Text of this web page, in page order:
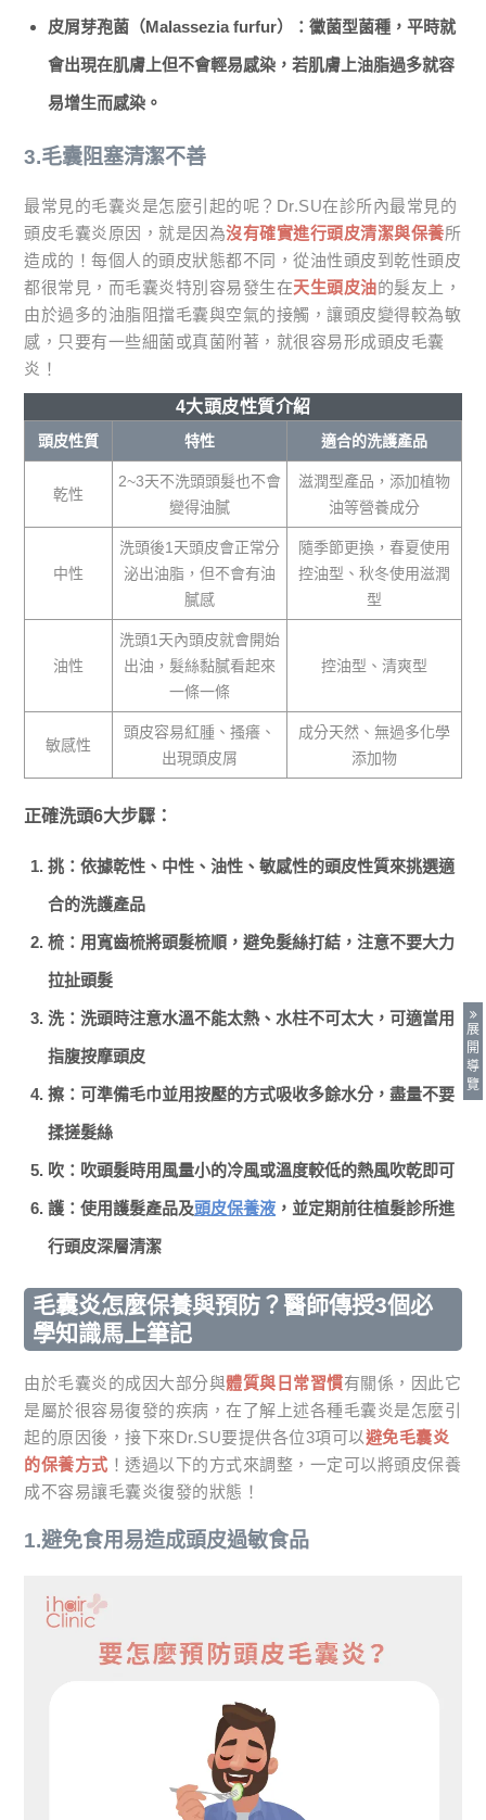
皮屑芽孢菌（Malassezia furfur）：黴菌型菌種，平時就
會出現在肌膚上但不會輕易感染，若肌膚上油脂過多就容
易增生而感染。
3.毛囊阻塞清潔不善
最常見的毛囊炎是怎麼引起的呢？Dr.SU在診所內最常見的
頭皮毛囊炎原因，就是因為沒有確實進行頭皮清潔與保養所
造成的！每個人的頭皮狀態都不同，從油性頭皮到乾性頭皮
都很常見，而毛囊炎特別容易發生在天生頭皮油的髮友上，
由於過多的油脂阻擋毛囊與空氣的接觸，讓頭皮變得較為敏
感，只要有一些細菌或真菌附著，就很容易形成頭皮毛囊
炎！
4大頭皮性質介紹
頭皮性質 特性 適合的洗護產品
乾性
2~3天不洗頭頭髮也不會
變得油膩
滋潤型產品，添加植物
油等營養成分
中性
洗頭後1天頭皮會正常分
泌出油脂，但不會有油
膩感
隨季節更換，春夏使用
控油型、秋冬使用滋潤
型
油性
洗頭1天內頭皮就會開始
出油，髮絲黏膩看起來
一條一條
控油型、清爽型
敏感性
頭皮容易紅腫、搔癢、
出現頭皮屑
成分天然、無過多化學
添加物
正確洗頭6大步驟：
挑：依據乾性、中性、油性、敏感性的頭皮性質來挑選適
合的洗護產品
梳：用寬齒梳將頭髮梳順，避免髮絲打結，注意不要大力
拉扯頭髮
洗：洗頭時注意水溫不能太熱、水柱不可太大，可適當用
指腹按摩頭皮
擦：可準備毛巾並用按壓的方式吸收多餘水分，盡量不要
揉搓髮絲
吹：吹頭髮時用風量小的冷風或溫度較低的熱風吹乾即可
護：使用護髮產品及頭皮保養液 ，並定期前往植髮診所進
行頭皮深層清潔
毛囊炎怎麼保養與預防？醫師傳授3個必
學知識馬上筆記
由於毛囊炎的成因大部分與體質與日常習慣有關係，因此它
是屬於很容易復發的疾病，在了解上述各種毛囊炎是怎麼引
起的原因後，接下來Dr.SU要提供各位3項可以避免毛囊炎
的保養方式 ！透過以下的方式來調整，一定可以將頭皮保養
成不容易讓毛囊炎復發的狀態！
1.避免食用易造成頭皮過敏食品
展
開
導
覽